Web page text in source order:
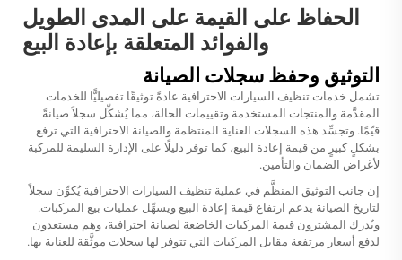
الحفاظ على القيمة على المدى الطويل
والفوائد المتعلقة بإعادة البيع
التوثيق وحفظ سجلات الصيانة
تشمل خدمات تنظيف السيارات الاحترافية عادةً توثيقًا تفصيليًّا للخدمات
المقدَّمة والمنتجات المستخدمة وتقييمات الحالة، مما يُشكِّل سجلاً صيانةً
قيّمًا. وتجسِّد هذه السجلات العناية المنتظمة والصيانة الاحترافية التي ترفع
بشكلٍ كبيرٍ من قيمة إعادة البيع، كما توفر دليلًا على الإدارة السليمة للمركبة
لأغراض الضمان والتأمين.
إن جانب التوثيق المنظَّم في عملية تنظيف السيارات الاحترافية يُكوِّن سجلاً
لتاريخ الصيانة يدعم ارتفاع قيمة إعادة البيع ويسهِّل عمليات بيع المركبات.
ويُدرك المشترون قيمة المركبات الخاضعة لصيانة احترافية، وهم مستعدون
لدفع أسعار مرتفعة مقابل المركبات التي تتوفر لها سجلات موثَّقة للعناية بها.